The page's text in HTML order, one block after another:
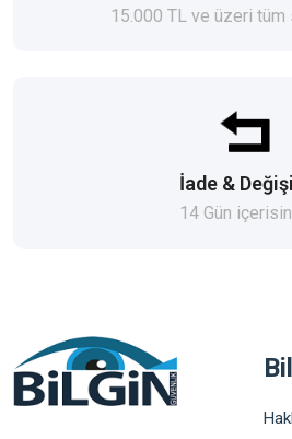
15.000 TL ve üzeri
İade &
14 Gün